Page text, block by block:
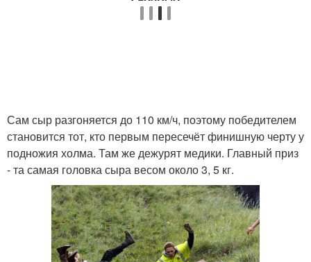
Сам сыр разгоняется до 110 км/ч, поэтому победителем
становится тот, кто первым пересечёт финишную черту у
подножия холма. Там же дежурят медики. Главный приз
- та самая головка сыра весом около 3, 5 кг.